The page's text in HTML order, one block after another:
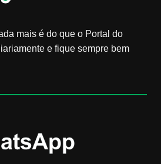
mais é do que o Portal do
e fique sempre bem